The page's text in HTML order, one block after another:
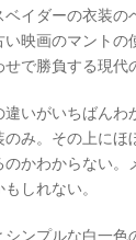
イダーの衣装
映画のマント
で勝負する現代
いがいちばん
み。その上に
かわからない
しれない。
ンプルな白一